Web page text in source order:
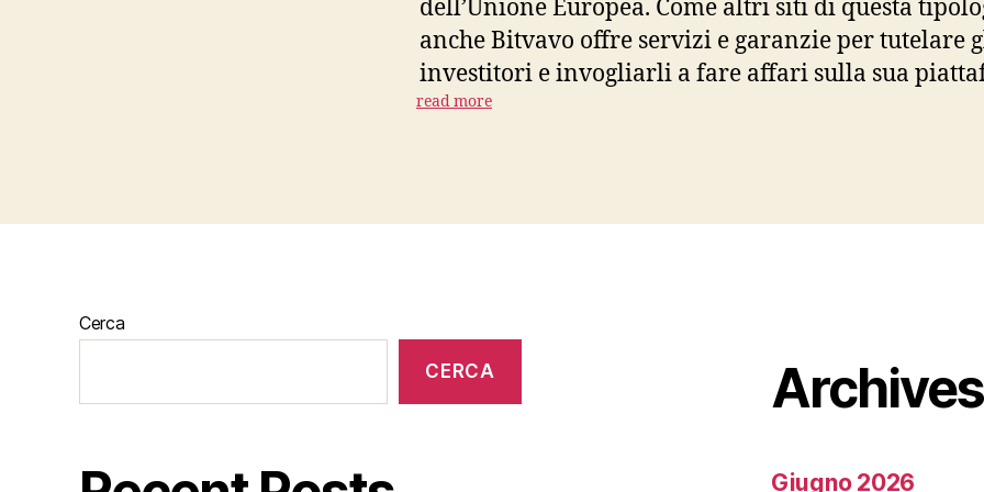
dell’Unione Europea. Come altri siti di questa
anche Bitvavo offre servizi e garanzie per tutelare
investitori e invogliarli a fare affari sulla sua
read more
Cerca
CERCA Archives
Giugno 2026